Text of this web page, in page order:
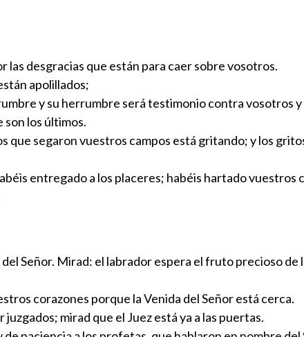
las desgracias que están para caer sobre vosotros.
apolillados;
y su herrumbre será testimonio contra vosotros
son los últimos.
que segaron vuestros campos está gritando; y los
entregado a los placeres; habéis hartado vuestros
Señor. Mirad: el labrador espera el fruto precioso
corazones porque la Venida del Señor está cerca.
mirad que el Juez está ya a las puertas.